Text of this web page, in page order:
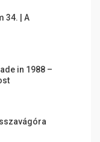
34. | A
in 1988 –